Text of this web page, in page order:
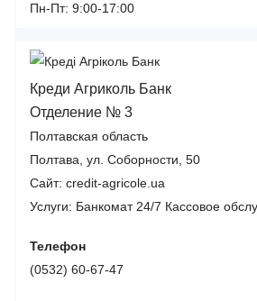
Пн-Пт: 9:00-17:00
Креди Агриколь Банк
Отделение № 3
Полтавская область
Полтава, ул. Соборности, 50
Сайт: credit-agricole.ua
Услуги: Банкомат 24/7 Кассовое
Телефон
(0532) 60-67-47